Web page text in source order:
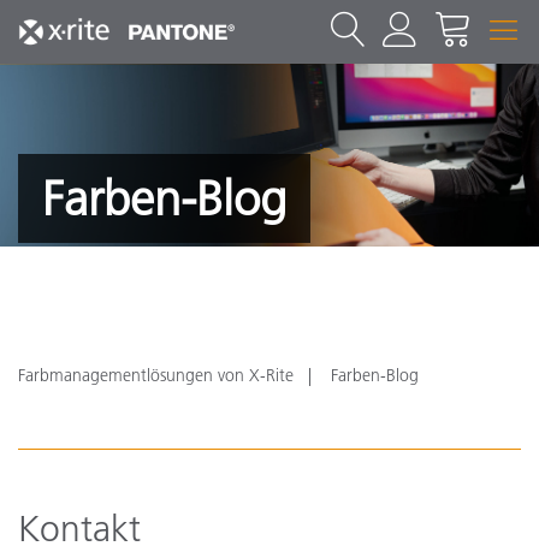
Farben-Blog
Farbmanagementlösungen von X-Rite Farben-Blog
Kontakt